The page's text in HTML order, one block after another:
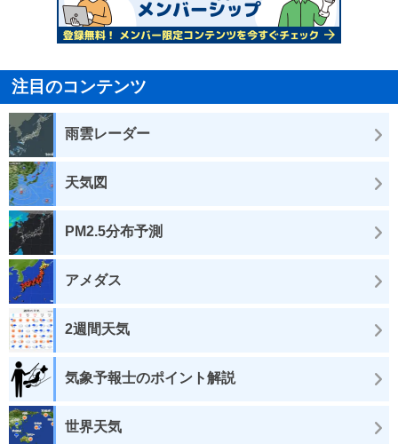
注目のコンテンツ
雨雲レーダー
天気図
PM2.5分布予測
アメダス
2週間天気
気象予報士のポイント解説
世界天気